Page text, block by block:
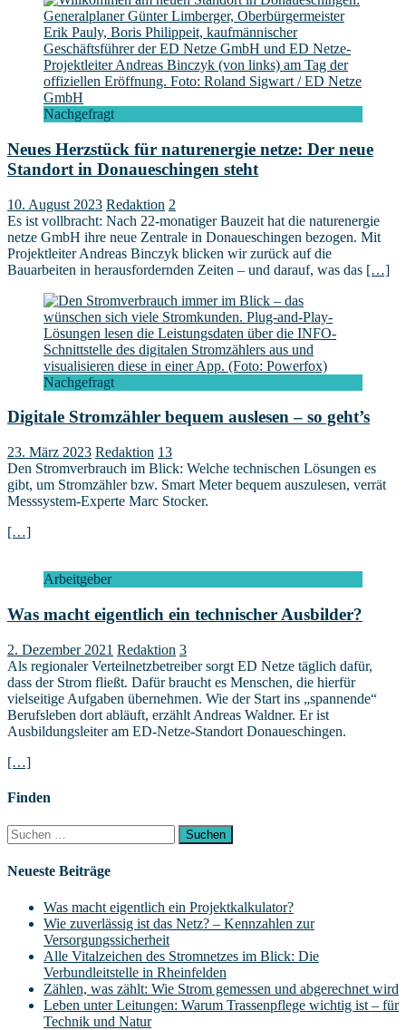
Nachgefragt
Neues Herzstück für naturenergie netze: Der neue
Standort in Donaueschingen steht
10. August 2023 Redaktion 2
Es ist vollbracht: Nach 22-monatiger Bauzeit hat die naturenergie
netze GmbH ihre neue Zentrale in Donaueschingen bezogen. Mit
Projektleiter Andreas Binczyk blicken wir zurück auf die
Bauarbeiten in herausfordernden Zeiten – und darauf, was das […]
Nachgefragt
Digitale Stromzähler bequem auslesen – so geht’s
23. März 2023 Redaktion 13
Den Stromverbrauch im Blick: Welche technischen Lösungen es
gibt, um Stromzähler bzw. Smart Meter bequem auszulesen, verrät
Messsystem-Experte Marc Stocker.
[…]
Arbeitgeber
Was macht eigentlich ein technischer Ausbilder?
2. Dezember 2021 Redaktion 3
Als regionaler Verteilnetzbetreiber sorgt ED Netze täglich dafür,
dass der Strom fließt. Dafür braucht es Menschen, die hierfür
vielseitige Aufgaben übernehmen. Wie der Start ins „spannende“
Berufsleben dort abläuft, erzählt Andreas Waldner. Er ist
Ausbildungsleiter am ED-Netze-Standort Donaueschingen.
[…]
Finden
Suchen
nach:
Neueste Beiträge
Was macht eigentlich ein Projektkalkulator?
Wie zuverlässig ist das Netz? – Kennzahlen zur
Versorgungssicherheit
Alle Vitalzeichen des Stromnetzes im Blick: Die
Verbundleitstelle in Rheinfelden
Zählen, was zählt: Wie Strom gemessen und abgerechnet wird
Leben unter Leitungen: Warum Trassenpflege wichtig ist – für
Technik und Natur